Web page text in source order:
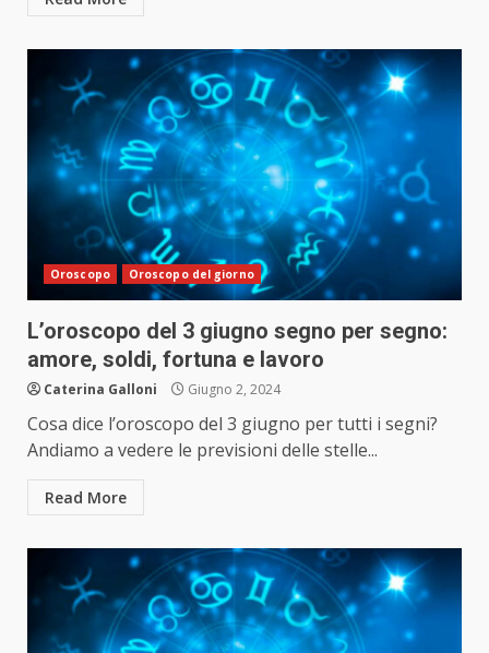
Oroscopo Oroscopo del giorno
L’oroscopo del 3 giugno segno per segno:
amore, soldi, fortuna e lavoro
Caterina Galloni Giugno 2, 2024
Cosa dice l’oroscopo del 3 giugno per tutti i segni?
Andiamo a vedere le previsioni delle stelle...
Read More